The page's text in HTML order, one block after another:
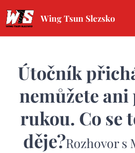
Wing Tsun Slezsko
Útočník
nemůžete
rukou. Co se
děje?Rozhovor s